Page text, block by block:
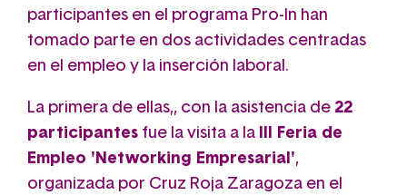
participantes en el programa Pro-In han
tomado parte en dos actividades centradas
en el empleo y la inserción laboral.
La primera de ellas,, con la asistencia de 22
participantes fue la visita a la
III Feria de
Empleo 'Networking Empresarial',
organizada por Cruz Roja Zaragoza en el